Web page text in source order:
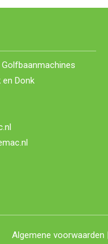
en Donk
Algemene voorwaarden |